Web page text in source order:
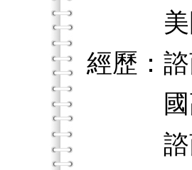
美國
經歷：
國高
諮商